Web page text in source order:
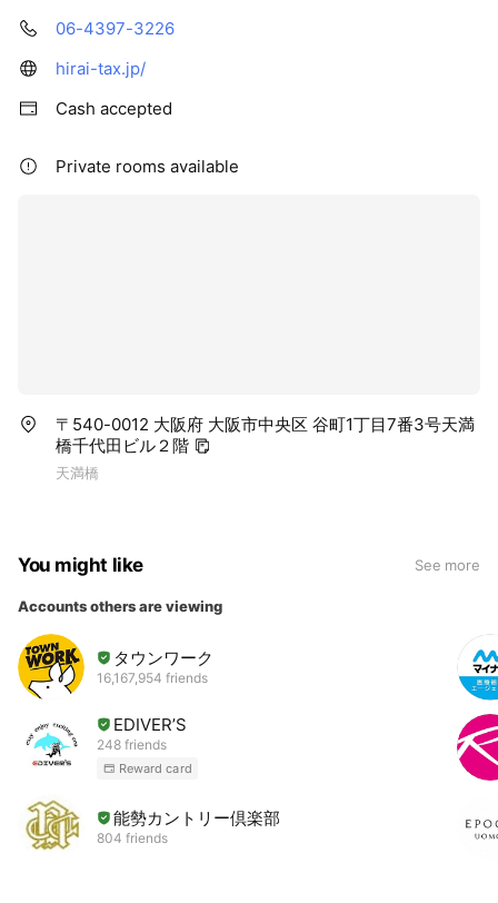
06-4397-3226
hirai-tax.jp/
Cash accepted
Private rooms available
〒540-0012 大阪府 大阪市中央区 谷町1丁目7番3号天満
橋千代田ビル２階
天満橋
You might like See more
Accounts others are viewing
タウンワーク
16,167,954 friends
EDIVER’S
248 friends
Reward card
能勢カントリー倶楽部
804 friends